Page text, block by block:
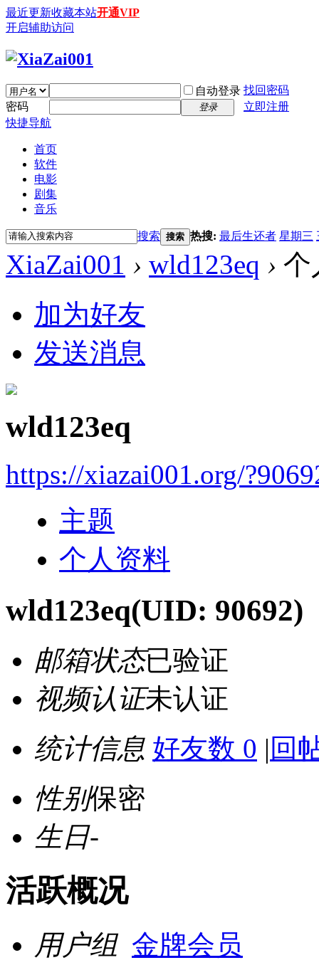
最近更新收藏本站开通VIP
开启辅助访问
自动登录 找回密码
密码
登录
立即注册
快捷导航
首页
软件
电影
剧集
音乐
搜索 搜索 热搜: 最后生还者 星期三
XiaZai001 › wld123eq › 个
加为好友
发送消息
wld123eq
https://xiazai001.org/
主题
个人资料
wld123eq(UID: 90692)
邮箱状态已验证
视频认证未认证
统计信息 好友数 0 | 回
性别保密
生日-
活跃概况
用户组 金牌会员